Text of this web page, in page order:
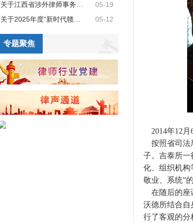
05-19
05-12
专题聚焦
2014年12月
按照省司法
子。吉泰所一
化、组织机构
敬业、系统”
在随后的座
沃德所结合自
行了客观的分